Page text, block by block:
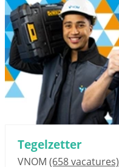
Tegelzetter
VNOM (658 vacatures)